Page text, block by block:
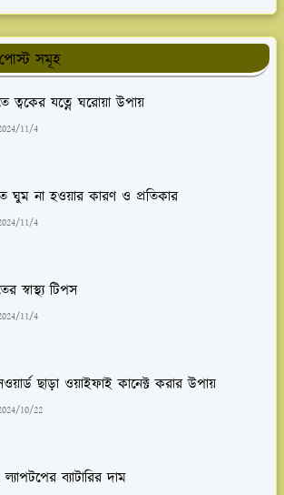
পোস্ট সমূহ
ত্বকের যত্নে ঘরোয়া উপায়
11/4
ঘুম না হওয়ার কারণ ও প্রতিকার
11/4
স্বাস্থ্য টিপস
11/4
ছাড়া ওয়াইফাই কানেক্ট করার উপায়
10/22
ব্যাটারির দাম